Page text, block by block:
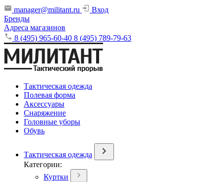
manager@militant.ru
Вход
Бренды
Адреса магазинов
8 (495) 965-60-40 8 (495) 789-79-63
Тактическая одежда
Полевая форма
Аксессуары
Снаряжение
Головные уборы
Обувь
Тактическая одежда
Категории:
Куртки